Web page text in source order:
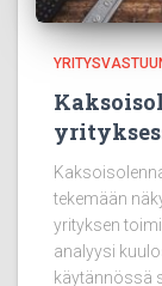
tekemään
yrityksen
analyysi
käytännössä